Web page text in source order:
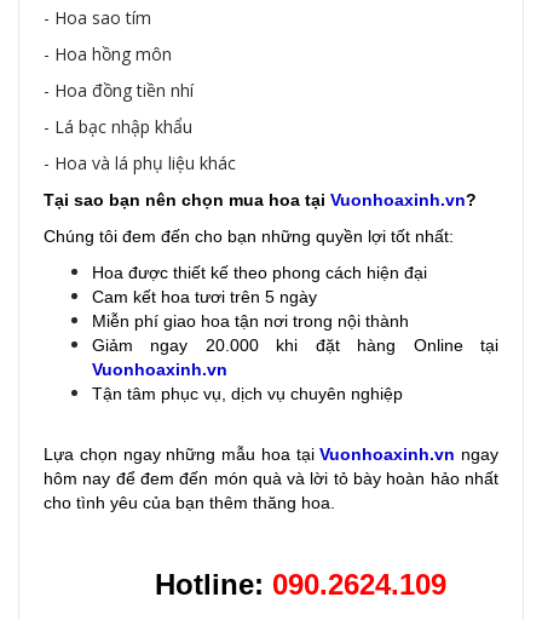
- Hoa sao tím
- Hoa hồng môn
- Hoa đồng tiền nhí
- Lá bạc nhập khẩu
- Hoa và lá phụ liệu khác
Tại sao bạn nên chọn mua hoa tại Vuonhoaxinh.vn?
Chúng tôi đem đến cho bạn những quyền lợi tốt nhất:
Hoa được thiết kế theo phong cách hiện đại
Cam kết hoa tươi trên 5 ngày
Miễn phí giao hoa tận nơi trong nội thành
Giảm ngay 20.000 khi đặt hàng Online tại
Vuonhoaxinh.vn
Tận tâm phục vụ, dịch vụ chuyên nghiệp
Lựa chọn ngay những mẫu hoa tạiVuonhoaxinh.vn ngay
hôm nay để đem đến món quà và lời tỏ bày hoàn hảo nhất
cho tình yêu của bạn thêm thăng hoa.
Hotline: 090.2624.109